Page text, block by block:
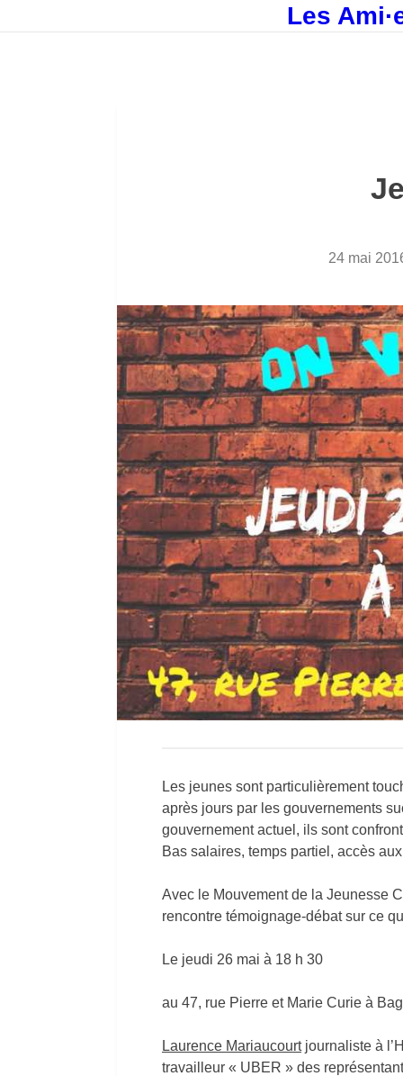
Les
24 mai
Les jeunes sont particulièrement
après jours par les gouvernements
gouvernement actuel, ils sont
Bas salaires, temps partiel, accès
Avec le Mouvement de la Jeunesse
rencontre témoignage-débat sur ce
Le jeudi 26 mai à 18 h 30
au 47, rue Pierre et Marie Curie à
Laurence Mariaucourtjournaliste à
travailleur « UBER » des